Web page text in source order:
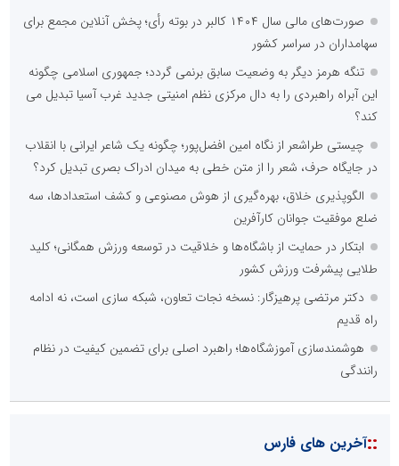
صورت‌های مالی سال ۱۴۰۴ کالبر در بوته رأی؛ پخش آنلاین مجمع برای
سهامداران در سراسر کشور
تنگه هرمز دیگر به وضعیت سابق برنمی گردد؛ جمهوری اسلامی چگونه
این آبراه راهبردی را به دال مرکزی نظم امنیتی جدید غرب آسیا تبدیل می
کند؟
چیستی طراشعر از نگاه امین افضل‌پور؛ چگونه یک شاعر ایرانی با انقلاب
در جایگاه حرف، شعر را از متن خطی به میدان ادراک بصری تبدیل کرد؟
الگوپذیری خلاق، بهره‌گیری از هوش مصنوعی و کشف استعدادها، سه
ضلع موفقیت جوانان کارآفرین
ابتکار در حمایت از باشگاه‌ها و خلاقیت در توسعه ورزش همگانی؛ کلید
طلایی پیشرفت ورزش کشور
دکتر مرتضی پرهیزگار: نسخه نجات تعاون، شبکه سازی است، نه ادامه
راه قدیم
هوشمندسازی آموزشگاه‌ها؛ راهبرد اصلی برای تضمین کیفیت در نظام
رانندگی
::آخرین های فارس